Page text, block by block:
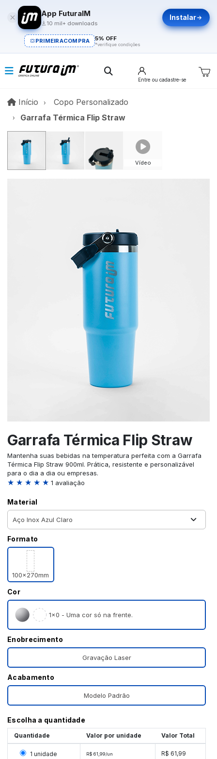
App FuturaIM
10 mil+ downloads
Instalar
PRIMEIRACOMPRA 5% OFF
*verifique condições
Entre ou cadastre-se
Início InícioCopo Personalizado
Garrafa Térmica Flip Straw
Vídeo
Garrafa Térmica Flip Straw
Mantenha suas bebidas na temperatura perfeita com a Garrafa
Térmica Flip Straw 900ml. Prática, resistente e personalizável
para o dia a dia ou empresas.
★ ★ ★ ★ ★ 1 avaliação
Material
Formato
100x270mm
Cor
1×0 - Uma cor só na frente.
Enobrecimento
Gravação Laser
Acabamento
Modelo Padrão
Escolha a quantidade
Quantidade Valor por unidade Valor Total
Selecionar 1 unidade
1 unidade R$ 61,99/un R$ 61,99